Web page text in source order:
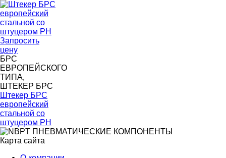
Запросить
цену
БРС
ЕВРОПЕЙСКОГО
ТИПА,
ШТЕКЕР БРС
Штекер БРС
европейский
стальной со
штуцером PH
Карта сайта